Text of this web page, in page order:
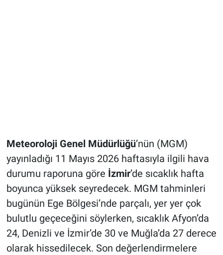
Meteoroloji Genel Müdürlüğü’nün (MGM)
yayınladığı 11 Mayıs 2026 haftasıyla ilgili hava
durumu raporuna göre İzmir’de sıcaklık hafta
boyunca yüksek seyredecek. MGM tahminleri
bugünün Ege Bölgesi’nde parçalı, yer yer çok
bulutlu geçeceğini söylerken, sıcaklık Afyon’da
24, Denizli ve İzmir’de 30 ve Muğla’da 27 derece
olarak hissedilecek. Son değerlendirmelere